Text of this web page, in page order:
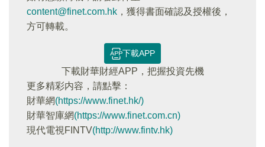
content@finet.com.hk ，獲得書面確認及授權後，
方可轉載。
下載APP
下載財華財經APP，把握投資先機
更多精彩内容，請點擊：
財華網(https://www.finet.hk/)
財華智庫網(https://www.finet.com.cn)
現代電視FINTV(http://www.fintv.hk)